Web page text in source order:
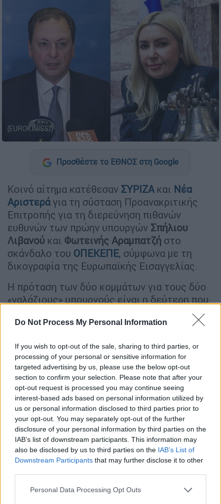
Do Not Process My Personal Information
If you wish to opt-out of the sale, sharing to third parties, or
processing of your personal or sensitive information for
targeted advertising by us, please use the below opt-out
section to confirm your selection. Please note that after your
opt-out request is processed you may continue seeing
interest-based ads based on personal information utilized by
us or personal information disclosed to third parties prior to
your opt-out. You may separately opt-out of the further
disclosure of your personal information by third parties on the
IAB’s list of downstream participants. This information may
also be disclosed by us to third parties on the IAB’s List of
Downstream Participants that may further disclose it to other
Please note that this website/app uses one or more Google
Personal Data Processing Opt Outs
(EUROKINISSI)
Προσθέστε το ΕΘΝΟΣ στη Google
Κοινό αίτημα κατέθεσαν ΣΥΡΙΖΑ και Νέα
Αριστεράγια τη σύσταση Προανακριτικής
Επιτροπής για τη διερεύνηση πιθανών
ευθυνών των πρώην υπουργών Σπήλιου
Λιβανού και Φωτεινής Αραμπατζή στο
σκάνδαλο του ΟΠΕΚΕΠΕ, σύμφωνα με τη
δικογραφία της Ευρωπαϊκής Εισαγγελίας.
Η πρόταση των δύο κομμάτων για τους δύο
«γαλάζιους» υπουργούς είναι η δεύτερη που
κατατίθεται στη Βουλή, καθώς έρχεται μετά
από αντίστοιχο αίτημα που κατέθεσε την
οι βουλευτές ΣΥΡΙΖΑ και Νέας Αριστεράς, η
πρόταση «αφορά τη διερεύνηση των δύο
πρώην επικεφαλής του υπουργείου για το
αδίκημα της ηθικής αυτουργίας σε απιστία
κατ’ εξακολούθηση (Άρθρα 26 παρ. 1 εδ α, 27,
98 και 390 ΠΚ σε συνδυασμό με άρθρα 21
παρ. 2, 24 παρ. 4, και 26 παρ. 1 και 3 του Ν.
4689/2020), καθώςκαι για οποιοδήποτε άλλο
έγκλημα προκύψει, κατά την
διενεργηθησόμενη Προκαταρκτική
Εξέταση».